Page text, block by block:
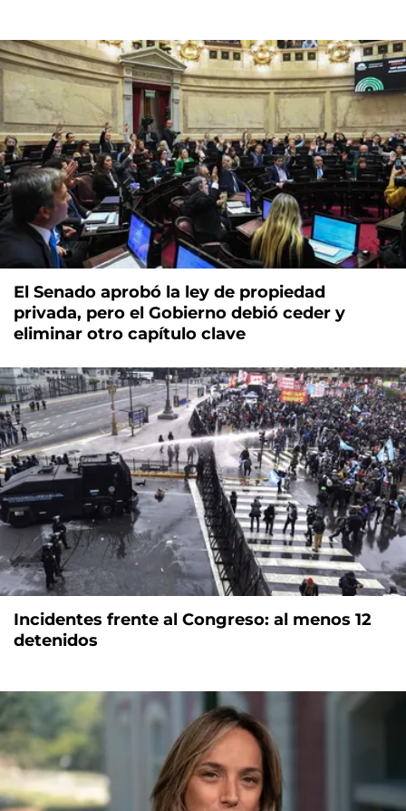
El Senado aprobó la ley de propiedad
privada, pero el Gobierno debió ceder y
eliminar otro capítulo clave
Incidentes frente al Congreso: al menos 12
detenidos